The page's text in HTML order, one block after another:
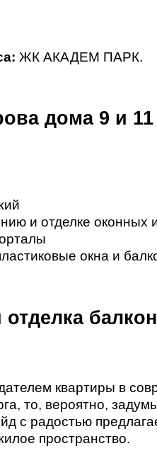
ЖК АКАДЕМ ПАРК.
дома 9 и
и отделке оконных
окна и
отделка
квартиры в
то, вероятно,
с радостью
пространство.